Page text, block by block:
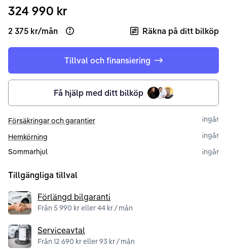
324 990 kr
2 375 kr/mån Open loan example Räkna på ditt bilköp
Tillval och finansiering
Få hjälp med ditt bilköp
Försäkringar och garantier
ingår
Hemkörning
ingår
Sommarhjul
ingår
Tillgängliga tillval
Förlängd bilgaranti
Från 5 990 kr eller 44 kr / mån
Serviceavtal
Från 12 690 kr eller 93 kr / mån